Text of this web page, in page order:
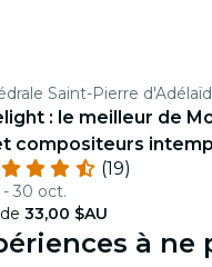
Saint-Pierre
: le meilleur de
compositeurs
(19)
30 oct.
33,00 $AU
à ne